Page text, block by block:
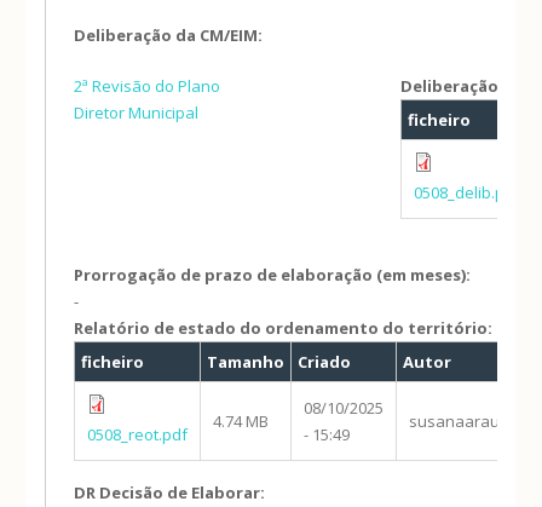
Deliberação da CM/EIM:
2ª Revisão do Plano
Diretor Municipal
Deliberação:
ficheiro
0508_delib.pdf
Prorrogação de prazo de elaboração (em meses):
-
Relatório de estado do ordenamento do território:
ficheiro
Tamanho Criado Autor
0508_reot.pdf
4.74 MB
08/10/2025
- 15:49
DR Decisão de Elaborar: